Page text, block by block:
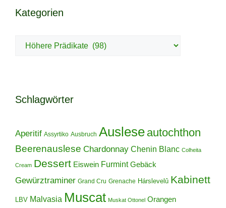
Kategorien
Kategorien
Schlagwörter
Aperitif Assyrtiko Ausbruch Auslese autochthon
Beerenauslese Chardonnay Chenin Blanc Colheita
Cream Dessert Eiswein Furmint Gebäck
Gewürztraminer Grand Cru Grenache Hárslevelû Kabinett
LBV Malvasia Muscat Muskat Ottonel Orangen